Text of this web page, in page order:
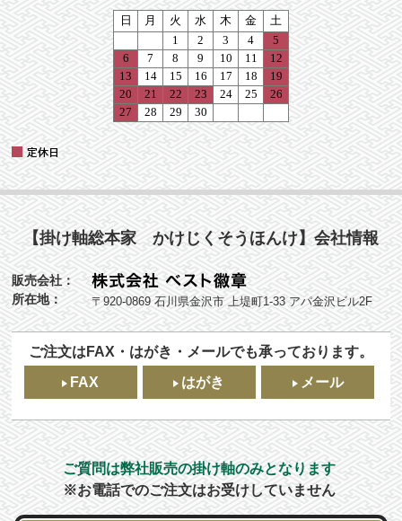
【掛け軸総本家 かけじくそうほんけ】会社情報
販売会社：
所在地：
〒920-0869 石川県金沢市 上堤町1-33 アパ金沢ビル2F
ご注文はFAX・はがき・メールでも承っております。
FAX
はがき メール
ご質問は弊社販売の掛け軸のみとなります
※お電話でのご注文はお受けしていません